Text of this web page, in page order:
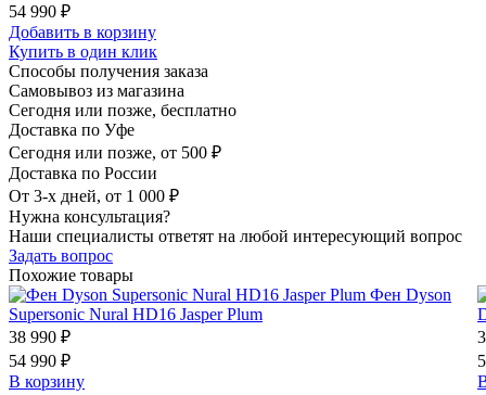
54 990 ₽
Добавить в корзину
Купить в один клик
Способы получения заказа
Самовывоз из магазина
Сегодня или позже, бесплатно
Доставка по Уфе
Сегодня или позже, от 500 ₽
Доставка по России
От 3-х дней, от 1 000 ₽
Нужна консультация?
Наши специалисты ответят на любой интересующий вопрос
Задать вопрос
Похожие товары
Фен Dyson
Supersonic Nural HD16 Jasper Plum
38 990 ₽
54 990 ₽
В корзину